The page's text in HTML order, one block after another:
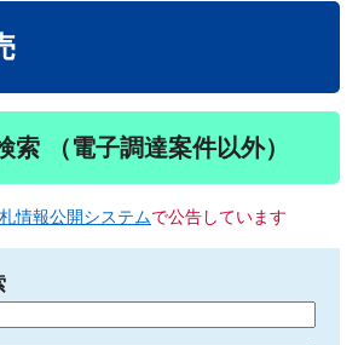
索 （電子調達案件以外）
情報公開システムで公告しています